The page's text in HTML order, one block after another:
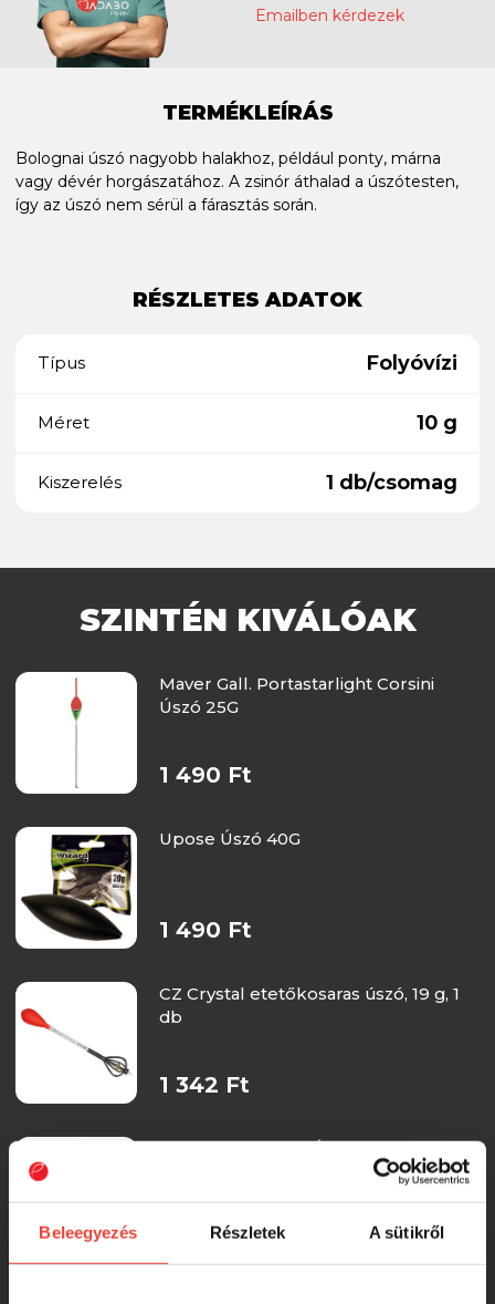
Beleegyezés Részletek A sütikről
Emailben kérdezek
TERMÉKLEÍRÁS
Bolognai úszó nagyobb halakhoz, például ponty, márna
vagy dévér horgászatához. A zsinór áthalad a úszótesten,
így az úszó nem sérül a fárasztás során.
RÉSZLETES ADATOK
Típus Folyóvízi
Méret 10 g
Kiszerelés 1 db/csomag
SZINTÉN KIVÁLÓAK
Maver Gall. Portastarlight Corsini
Úszó 25G
1 490 Ft
Upose Úszó 40G
1 490 Ft
CZ Crystal etetőkosaras úszó, 19 g, 1
db
1 342 Ft
Maver Gpm Rufio Úszó 2G
1 313 Ft